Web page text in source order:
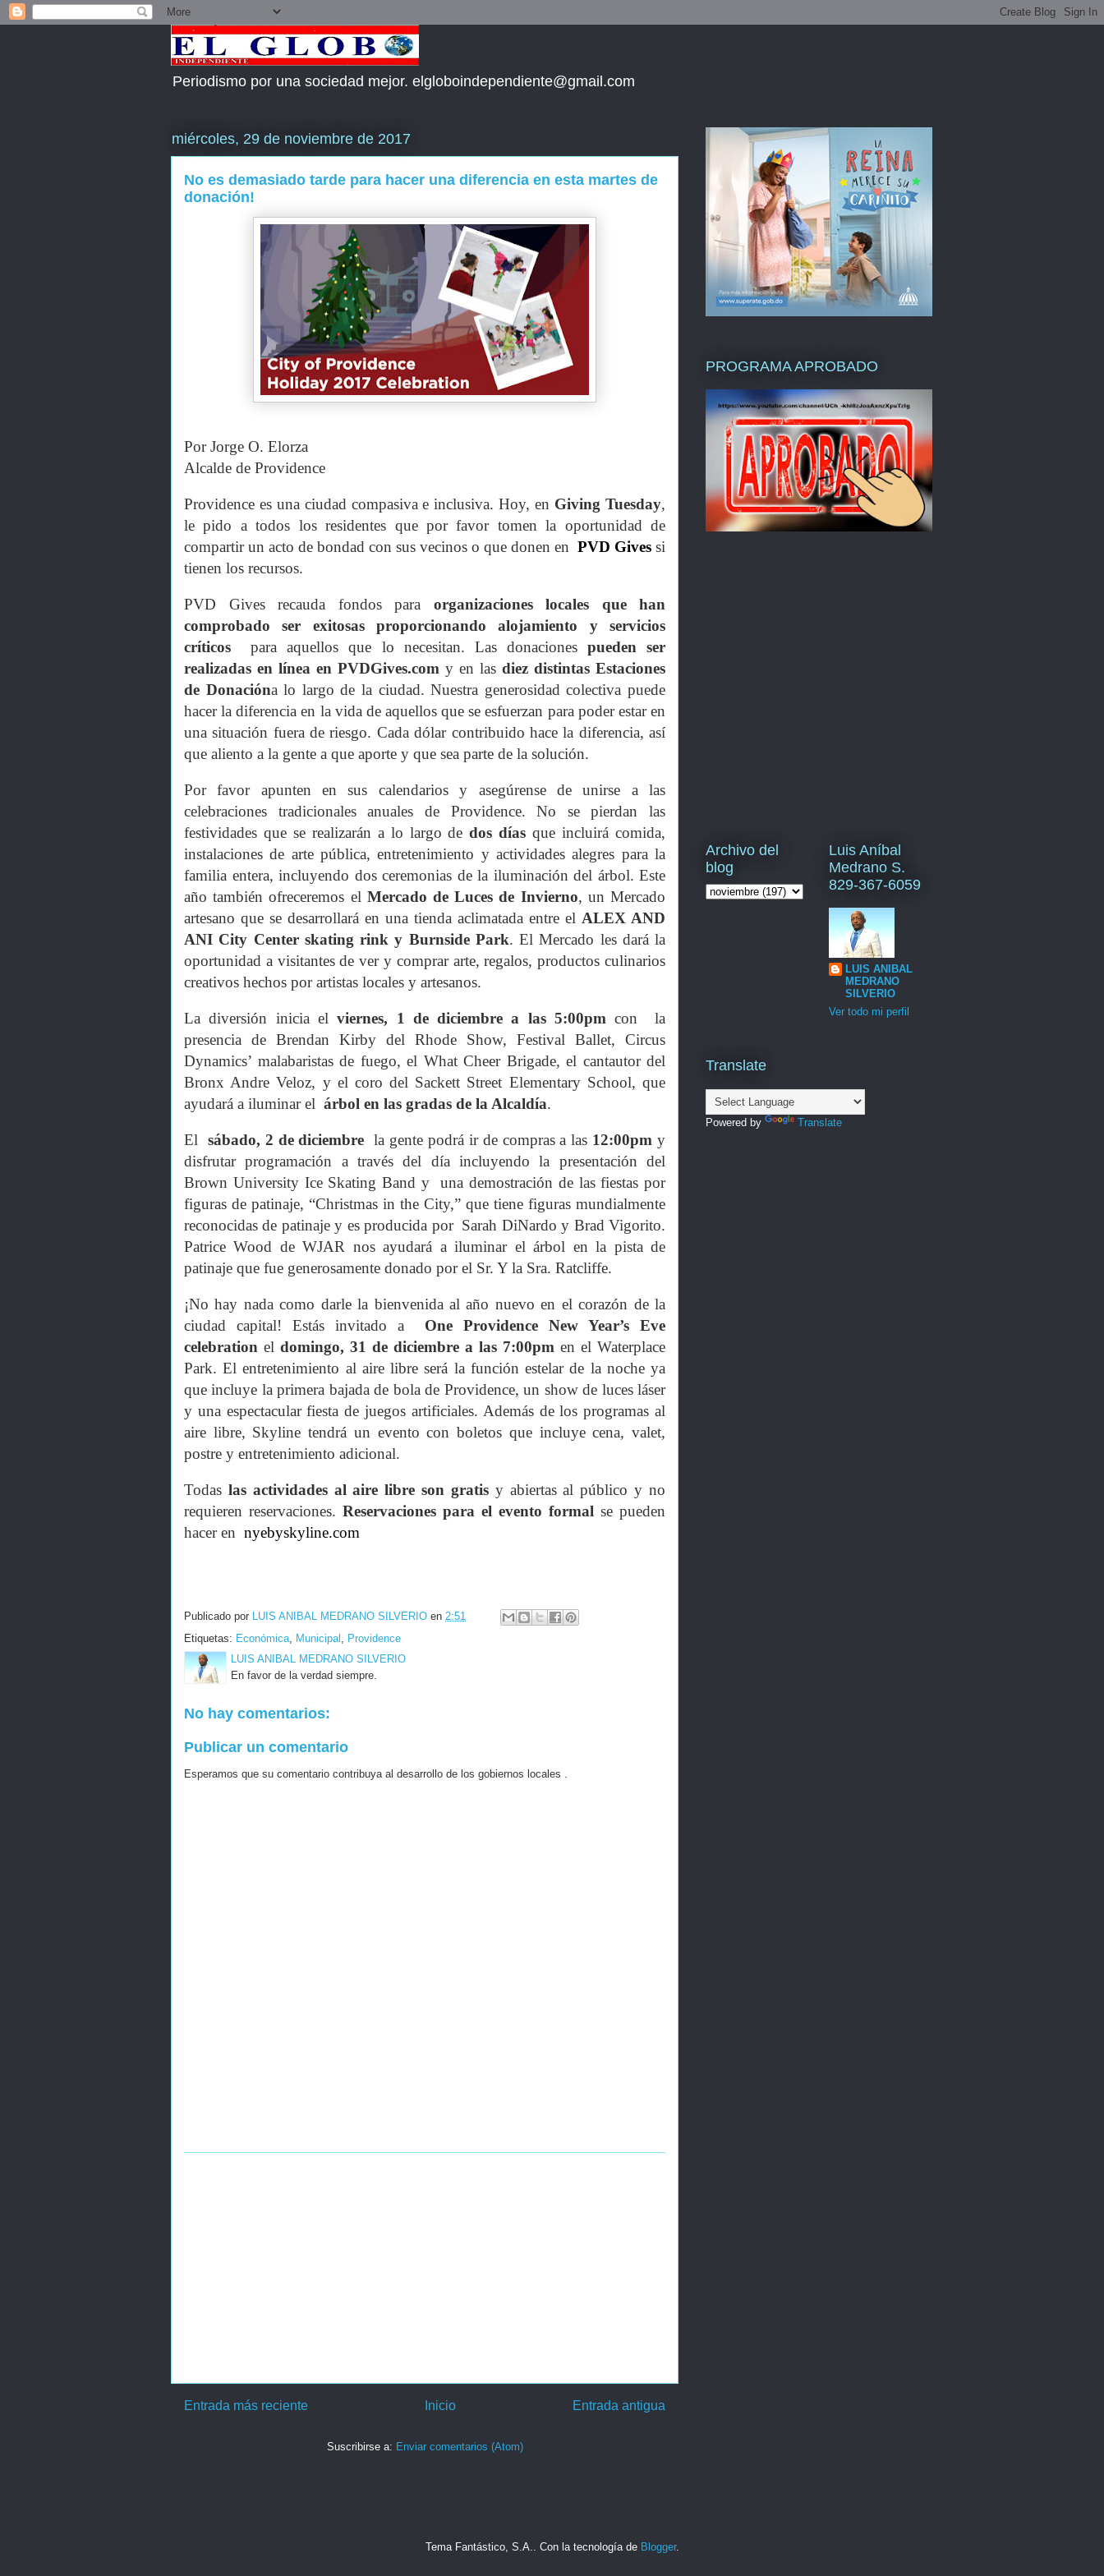
Periodismo por una sociedad mejor. elgloboindependiente@gmail.com
miércoles, 29 de noviembre de 2017
No es demasiado tarde para hacer una diferencia en esta martes de
donación!
Por Jorge O. Elorza
Alcalde de Providence
Providence es una ciudad compasiva e inclusiva.Hoy, en Giving Tuesday,
le pido a todos los residentes que por favor tomen la oportunidad de
compartir un acto de bondad con sus vecinos o que donen en PVD Gives si
tienen los recursos.
PVD Gives recauda fondos para organizaciones locales que han
comprobado ser exitosas proporcionando alojamiento y servicios
críticospara aquellos que lo necesitan. Las donaciones pueden ser
realizadas en línea en PVDGives.com y en las diez distintas Estaciones
de Donacióna lo largo de la ciudad. Nuestra generosidad colectiva puede
hacer la diferencia en la vida de aquellos que se esfuerzan para poder estar en
una situación fuera de riesgo. Cada dólar contribuido hace la diferencia, así
que aliento a la gente a que aporte y que sea parte de la solución.
Por favor apunten en sus calendarios y asegúrense de unirse a las
celebraciones tradicionales anuales de Providence.No se pierdan las
festividades que se realizarán a lo largo dedos días que incluirá comida,
instalaciones de arte pública, entretenimiento y actividades alegres para la
familia entera, incluyendo dos ceremonias de la iluminación del árbol. Este
año también ofreceremos el Mercado de Luces de Invierno, un Mercado
artesano que se desarrollará en una tienda aclimatada entre el ALEX AND
ANI City Center skating rink y Burnside Park. El Mercado les dará la
oportunidad a visitantes de ver y comprar arte, regalos, productos culinarios
creativos hechos por artistas locales y artesanos.
La diversión inicia elviernes, 1 de diciembre a las 5:00pm con la
presencia de Brendan Kirby del Rhode Show, Festival Ballet, Circus
Dynamics’ malabaristas de fuego, el What Cheer Brigade, el cantautor del
Bronx Andre Veloz, y el coro del Sackett Street Elementary School, que
ayudará a iluminar el árbol en las gradas de la Alcaldía.
El sábado, 2 de diciembre la gente podrá ir de compras a las 12:00pm y
disfrutar programación a través del día incluyendo la presentación del
Brown University Ice Skating Band y una demostración de las fiestas por
figuras de patinaje, “Christmas in the City,” que tiene figuras mundialmente
reconocidas de patinaje y es producida por Sarah DiNardo y Brad Vigorito.
Patrice Wood de WJAR nos ayudará a iluminar el árbol en la pista de
patinaje que fue generosamente donado por el Sr. Y la Sra. Ratcliffe.
¡No hay nada como darle la bienvenida al año nuevo en el corazón de la
ciudad capital! Estás invitado a One Providence New Year’s Eve
celebration el domingo, 31 de diciembre a las 7:00pm en el Waterplace
Park. El entretenimiento al aire libre será la función estelar de la noche ya
que incluye la primera bajada de bola de Providence, un show de luces láser
y una espectacular fiesta de juegos artificiales. Además de los programas al
aire libre, Skyline tendrá un evento con boletos que incluye cena, valet,
postre y entretenimiento adicional.
Todas las actividades al aire libre son gratisy abiertas al público y no
requieren reservaciones. Reservaciones para el evento formal se pueden
hacer en nyebyskyline.com
Publicado por LUIS ANIBAL MEDRANO SILVERIO en 2:51
Etiquetas: Económica, Municipal , Providence
LUIS ANIBAL MEDRANO SILVERIO
En favor de la verdad siempre.
No hay comentarios:
Publicar un comentario
Esperamos que su comentario contribuya al desarrollo de los gobiernos locales .
Entrada más reciente Entrada antigua
Inicio
Suscribirse a: Enviar comentarios (Atom)
PROGRAMA APROBADO
Archivo del
blog
Luis Aníbal
Medrano S.
829-367-6059
LUIS ANIBAL
MEDRANO
SILVERIO
Ver todo mi perfil
Translate
Powered by Translate
Tema Fantástico, S.A.. Con la tecnología de Blogger.